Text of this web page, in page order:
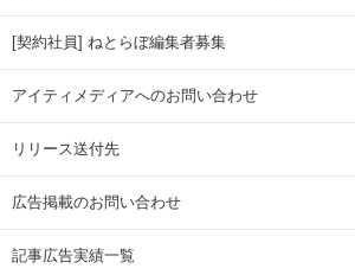
[契約社員] ねとらぼ編集者募集
アイティメディアへのお問い合わせ
リリース送付先
広告掲載のお問い合わせ
記事広告実績一覧